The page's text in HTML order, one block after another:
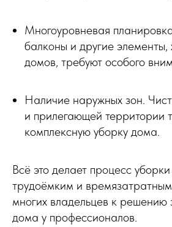
Многоуровневая
балконы и другие
домов, требуют особого
Наличие наружных зон.
и прилегающей территории
комплексную уборку дома.
Всё это делает процесс
трудоёмким и
многих владельцев к решению
дома у профессионалов.